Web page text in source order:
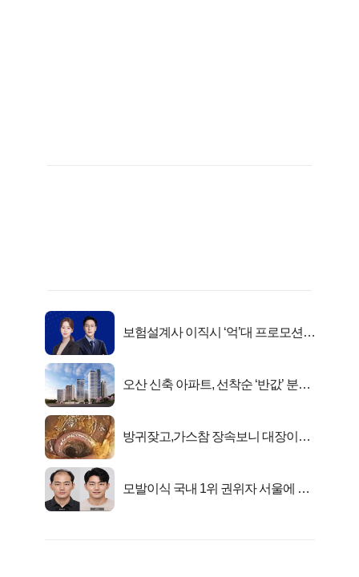
보험설계사 이직시 ‘억’대 프로모션!
오산 신축 아파트, 선착순 ‘반값’ 분양
방귀잦고,가스참 장속보니 대장이아
모발이식 국내 1위 권위자 서울에 있